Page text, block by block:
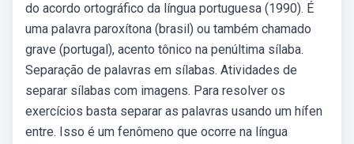
do acordo ortográfico da língua portuguesa (1990). É
uma palavra paroxítona (brasil) ou também chamado
grave (portugal), acento tônico na penúltima sílaba.
Separação de palavras em sílabas. Atividades de
separar sílabas com imagens. Para resolver os
exercícios basta separar as palavras usando um hífen
entre. Isso é um fenômeno que ocorre na língua